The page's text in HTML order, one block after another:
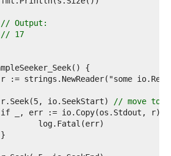
// Output:
// 17
	r.Seek(5, io.SeekStart)
// move to